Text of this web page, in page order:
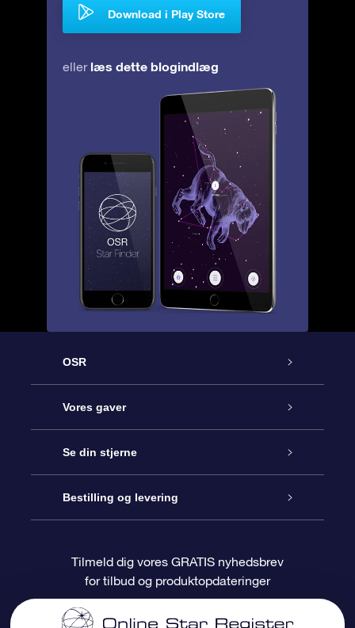
Download i Play Store
eller læs dette blogindlæg
OSR
Kundeservice
Kontakt os
Bloggen
Anmeldelser
Vores gaver
Online Stjernegave
OSR Gavepakke
OSR Gavekortet
Se din stjerne
Star Register
Personliggjort Stjerneside
Bestilling og levering
Betalingsinformation
Tilmeld dig vores GRATIS nyhedsbrev
for tilbud og produktopdateringer